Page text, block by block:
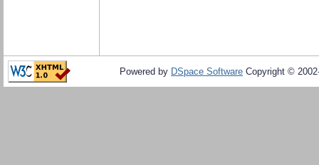
Powered by DSpace Software Copyright ©